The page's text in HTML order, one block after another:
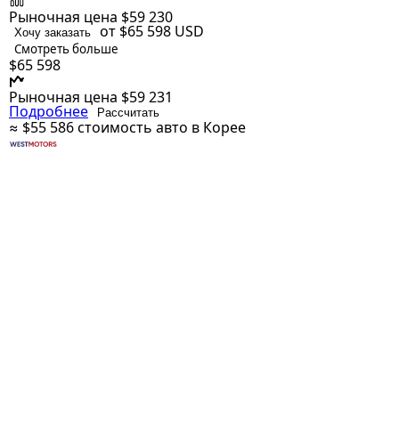
Рыночная цена $59 230
Хочу заказать от $65 598 USD
Смотреть больше
$65 598
Рыночная цена $59 231
Подробнее Рассчитать
≈ $55 586стоимость авто в Корее